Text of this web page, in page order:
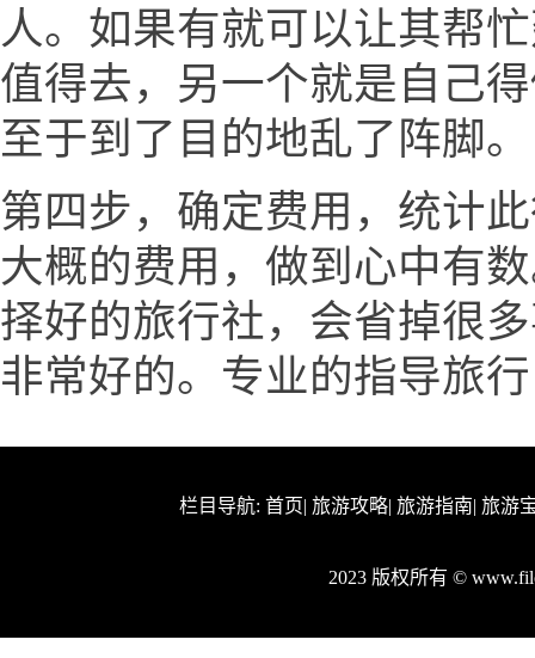
人。如果有就可以让其帮
值得去，另一个就是自己
至于到了目的地乱了阵脚。
第四步，确定费用，统计
大概的费用，做到心中有
择好的旅行社，会省掉很
非常好的。专业的指导旅
栏目导航: 首页| 旅游攻略| 旅游指南| 旅游
2023 版权所有 ©